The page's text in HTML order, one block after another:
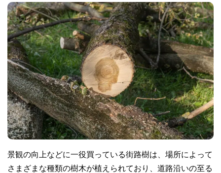
景観の向上などに一役買っている街路樹は、場所によって
さまざまな種類の樹木が植えられており、道路沿いの至る